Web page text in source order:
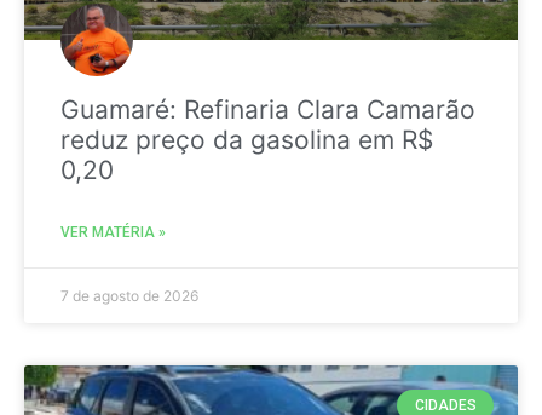
Guamaré: Refinaria Clara Camarão
reduz preço da gasolina em R$
0,20
VER MATÉRIA »
7 de agosto de 2026
CIDADES